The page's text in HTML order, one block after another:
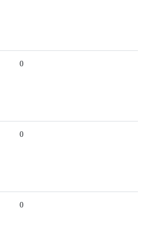
0
0
0